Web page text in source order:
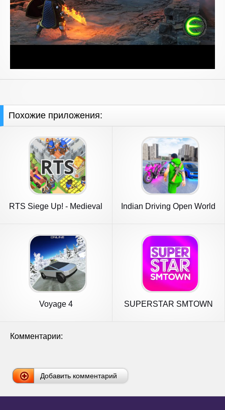
Похожие приложения:
RTS Siege Up! - Medieval
Indian Driving Open World
Voyage 4 SUPERSTAR SMTOWN
Комментарии:
Добавить комментарий